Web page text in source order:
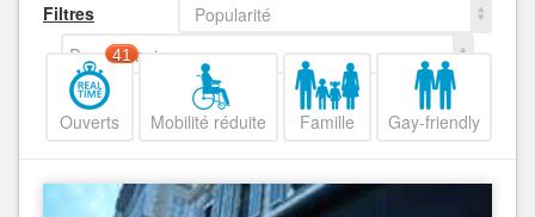
Filtres
Popularité
Decroissant
Ouverts
41
Mobilité réduite Famille Gay-friendly